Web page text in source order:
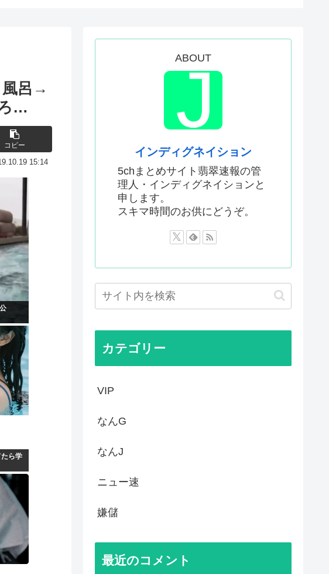
スパイ通報フォーム、マイクロソフト365だっ...
ンガ、逝きそう
10年間の出場権剥奪や過去ワールドカップ、...
マッサージへ
争とかいうアニメwww
合子×高市早苗
ム(56歳)、女子中学生をナイフで脅し性的暴...
でもいいけど、日本人の税金使って日本人批判...
！」日本を旅行した外国人が患う新たな症状「...
したと自慢する甘いトマト、実はそこら辺のト...
として「モスク」が自生 外国人「自分たちは...
プリキュア見た事ない
太の推薦を決定 沖縄県知事選
本(ジャップ)の映画界、完全に終わる…現代...
呂→
…
コピー
15:14
たら学
ABOUT
インディグネイション
5chまとめサイト翡翠速報の管
理人・インディグネイションと
申します。
スキマ時間のお供にどうぞ。
カテゴリー
VIP
なんG
なんJ
ニュー速
嫌儲
最近のコメント